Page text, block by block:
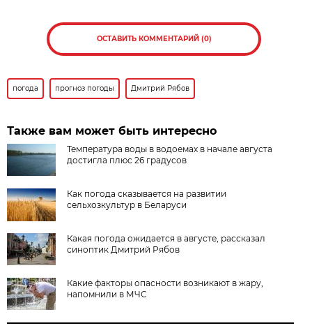
ОСТАВИТЬ КОММЕНТАРИЙ (0)
погода прогноз погоды Дмитрий Рябов
Также вам может быть интересно
Температура воды в водоемах в начале августа
достигла плюс 26 градусов
Как погода сказывается на развитии
сельхозкультур в Беларуси
Какая погода ожидается в августе, рассказал
синоптик Дмитрий Рябов
Какие факторы опасности возникают в жару,
напомнили в МЧС